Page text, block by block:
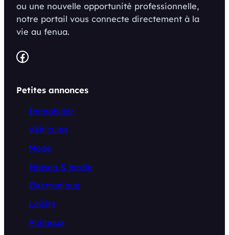
ou une nouvelle opportunité professionnelle,
notre portail vous connecte directement à la
vie au fenua.
Facebook
Petites annonces
Immobilier
Véhicules
Mode
Maison & jardin
Electronique
Loisirs
Animaux